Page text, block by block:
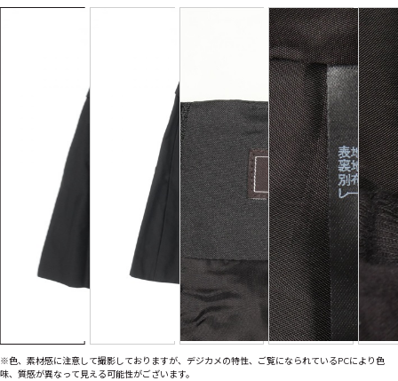
※色、素材感に注意して撮影しておりますが、デジカメの特性、ご覧になられているPCにより色
味、質感が異なって見える可能性がございます。